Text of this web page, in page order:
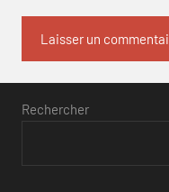
Rechercher